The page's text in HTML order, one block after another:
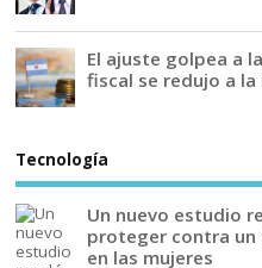
El ajuste golpea a
fiscal se redujo a
Tecnología
Un nuevo estudio
proteger contra un
en las mujeres